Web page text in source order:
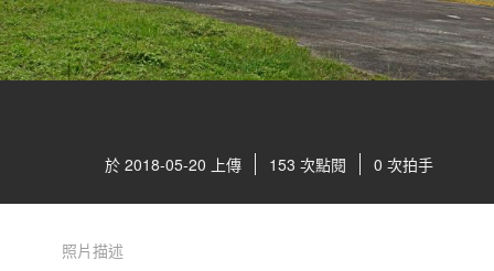
於 2018-05-20 上傳 153 次點閱 0 次拍手
照片描述